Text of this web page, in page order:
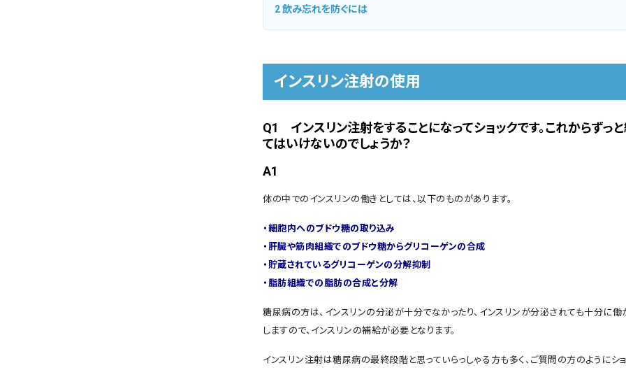
2飲み忘れを防ぐには
インスリン注射の使用
Q1 インスリン注射をすることになってショックです。これからずっ
てはいけないのでしょうか？
A1
体の中でのインスリンの働きとしては、以下のものがあります。
・細胞内へのブドウ糖の取り込み
・肝臓や筋肉組織でのブドウ糖からグリコーゲンの合成
・貯蔵されているグリコーゲンの分解抑制
・脂肪組織での脂肪の合成と分解
糖尿病の方は、インスリンの分泌が十分でなかったり、インスリンが分泌されても十分に働
しますので、インスリンの補給が必要となります。
インスリン注射は糖尿病の最終段階と思っていらっしゃる方も多く、ご質問の方のようにシ